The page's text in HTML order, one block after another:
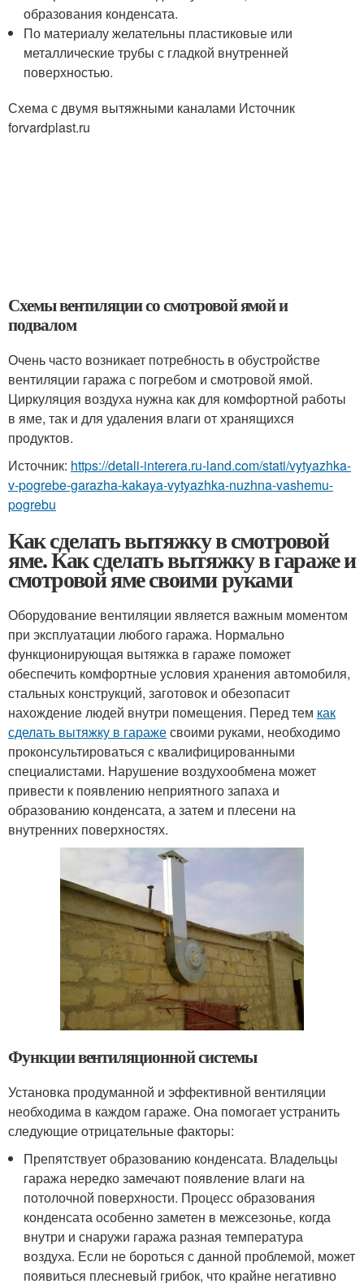
образования конденсата.
По материалу желательны пластиковые или
металлические трубы с гладкой внутренней
поверхностью.
Схема с двумя вытяжными каналами Источник
forvardplast.ru
Схемы вентиляции со смотровой ямой и
подвалом
Очень часто возникает потребность в обустройстве
вентиляции гаража с погребом и смотровой ямой.
Циркуляция воздуха нужна как для комфортной работы
в яме, так и для удаления влаги от хранящихся
продуктов.
Источник: https://detali-interera.ru-land.com/stati/vytyazhka-
v-pogrebe-garazha-kakaya-vytyazhka-nuzhna-vashemu-
pogrebu
Как сделать вытяжку в смотровой
яме. Как сделать вытяжку в гараже и
смотровой яме своими руками
Оборудование вентиляции является важным моментом
при эксплуатации любого гаража. Нормально
функционирующая вытяжка в гараже поможет
обеспечить комфортные условия хранения автомобиля,
стальных конструкций, заготовок и обезопасит
нахождение людей внутри помещения. Перед тем как
сделать вытяжку в гаражесвоими руками, необходимо
проконсультироваться с квалифицированными
специалистами. Нарушение воздухообмена может
привести к появлению неприятного запаха и
образованию конденсата, а затем и плесени на
внутренних поверхностях.
Функции вентиляционной системы
Установка продуманной и эффективной вентиляции
необходима в каждом гараже. Она помогает устранить
следующие отрицательные факторы:
Препятствует образованию конденсата. Владельцы
гаража нередко замечают появление влаги на
потолочной поверхности. Процесс образования
конденсата особенно заметен в межсезонье, когда
внутри и снаружи гаража разная температура
воздуха. Если не бороться с данной проблемой, может
появиться плесневый грибок, что крайне негативно